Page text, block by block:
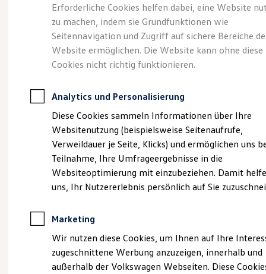
Leasing
Leasing-Angebote
Gebrauchtwagen Leasing
Junge Gebrauchtwagen-Leasing
Elektroauto Leasing
Kleinwagen-Leasing
Leasing ohne Anzahlung
Autokredit mit Schlussrate
Versicherungen und Garantien
Kfz-Versicherung
Restschuldversicherungen
Garantien
Wartungsverträge
Geschäftskunden
Professional Class bei Volkswagen
Großkunden
Behörden
Anpfiff zum Gewinn
Elektroautos
ID. Tutorials
Elektrofahrzeugkonzepte
Eine Spur Extra. Der
neue vollelektrische
ID. Polo
Erforderliche Cookies helfen dabei, eine Website
zu machen, indem sie Grundfunktionen wie
Seitennavigation und Zugriff auf sichere Bereiche
Website ermöglichen. Die Website kann ohne diese
Cookies nicht richtig funktionieren.
Analytics und Personalisierung
Diese Cookies sammeln Informationen über Ihre
Websitenutzung (beispielsweise Seitenaufrufe,
Verweildauer je Seite, Klicks) und ermöglichen uns
Teilnahme, Ihre Umfrageergebnisse in die
Websiteoptimierung mit einzubeziehen. Damit
uns, Ihr Nutzererlebnis persönlich auf Sie
Marketing
Wir nutzen diese Cookies, um Ihnen auf Ihre
zugeschnittene Werbung anzuzeigen, innerhalb und
außerhalb der Volkswagen Webseiten. Diese